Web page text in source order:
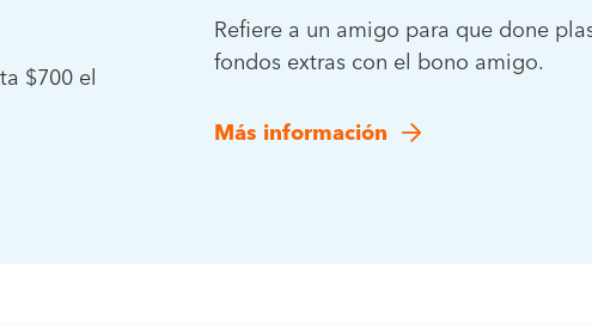
$700 el
Refiere a un amigo para que done
fondos extras con el bono amigo.
Más información